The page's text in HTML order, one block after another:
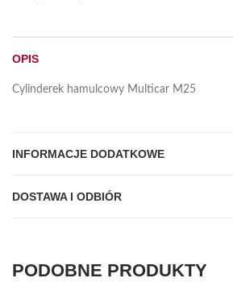
OPIS
Cylinderek hamulcowy Multicar M25
INFORMACJE DODATKOWE
DOSTAWA I ODBIÓR
PODOBNE PRODUKTY